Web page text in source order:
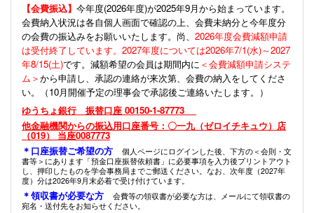
【会費振込】 今年度(2026年度)が2025年9月から始まっています。
会費納入状況は各自個人画面で確認の上、会費未納分と今年度分
の会費の振込みをお願いいたします。尚、 2026年度会費減額申請
は受付終了しています。2027年度については2026年7/1(水)～2027
年8/15(土)です。減額希望の会員は期間内に ＜会費減額申請システ
ム＞から申請し、承認の連絡が来次第、会費の納入をしてくださ
い。（10月開催予定の理事会で承認後ご連絡いたします。）
ゆうちょ銀行 振替口座 00150-1-87773
他金融機関からの振込用口座番号：〇一九（ゼロイチキュウ）店
（019） 当座0087773
＊口座振替ご希望の方
個人ページにログインした後、下方の＜会則・文
書等＞にあります「預金口座振替依頼書」に必要事項を入力後プリントアウト
し、押印したものを学会事務局までご郵送ください。なお、次年度（2027年
度）分は2026年9月末必着で受け付けています。
＊領収書が必要な方
会費等の領収書が必要な方は、メールにて領収書の
宛名・送付先をお知らせください。